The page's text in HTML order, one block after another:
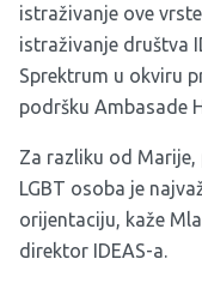
istraživanje ove
istraživanje društva
Sprektrum u okviru
podršku Ambasade
Za razliku od Marije,
LGBT osoba je
orijentaciju, kaže
direktor IDEAS-a.